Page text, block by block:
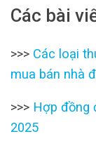
Các bài
>>> Các loại
mua bán nhà
>>> Hợp đồng
2025